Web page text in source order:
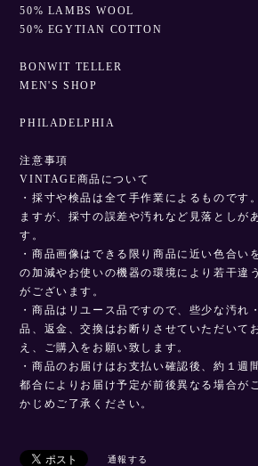
50% LAMBS WOOL
50% EGYTIAN COTTON
BONWIT TELLER
MEN'S SHOP
PHILADELPHIA
注意事項
VINTAGE商品について
・採寸や検品は全て手作業によるものです
ますが、採寸の誤差や汚れなど見落としが
す。
・商品画像はできる限り商品に近い色合い
の加減やお使いの機器の環境により若干違
がございます。
・商品はリユース品ですので、些少な汚れ
品、返金、交換はお断りさせていただいて
え、ご購入をお願い致します。
・商品のお届けはお支払い確認後、約１週
都合によりお届け予定が前後異なる場合が
かじめご了承ください。
通報する